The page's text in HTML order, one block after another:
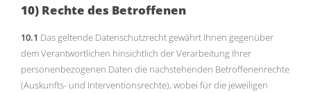
10) Rechte des Betroffenen
10.1 Das geltende Datenschutzrecht gewährt Ihnen gegenüber
dem Verantwortlichen hinsichtlich der Verarbeitung Ihrer
personenbezogenen Daten die nachstehenden Betroffenenrechte
(Auskunfts- und Interventionsrechte), wobei für die jeweiligen